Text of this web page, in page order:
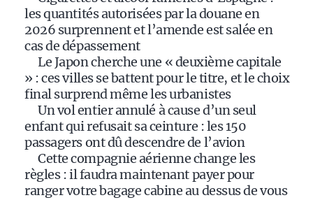
les quantités autorisées par la douane en
2026 surprennent et l’amende est salée en
cas de dépassement
Le Japon cherche une « deuxième capitale
» : ces villes se battent pour le titre, et le choix
final surprend même les urbanistes
Un vol entier annulé à cause d’un seul
enfant qui refusait sa ceinture : les 150
passagers ont dû descendre de l’avion
Cette compagnie aérienne change les
règles : il faudra maintenant payer pour
ranger votre bagage cabine au dessus de vous